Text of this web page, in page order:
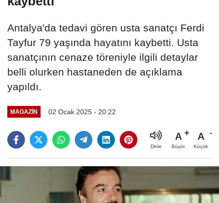
Antalya'da tedavi gören usta sanatçı Ferdi
Tayfur 79 yaşında hayatını kaybetti. Usta
sanatçının cenaze töreniyle ilgili detaylar
belli olurken hastaneden de açıklama
yapıldı.
MAGAZIN 02 Ocak 2025 - 20:22
Dinle
A
Büyüt
A
Küçült